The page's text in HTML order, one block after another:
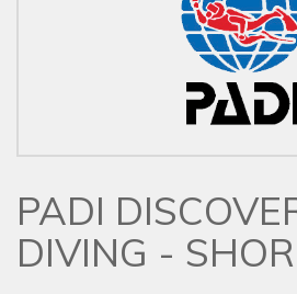
PADI
DIVING -